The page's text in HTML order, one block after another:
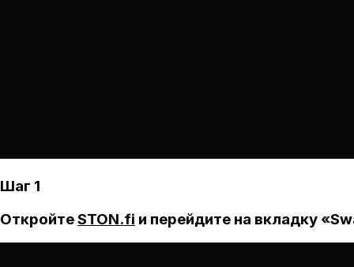
Шаг 1
ОткройтеSTON.fi и перейдите на вкладку